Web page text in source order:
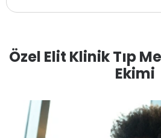
Özel Elit Klinik Tıp
Ekimi